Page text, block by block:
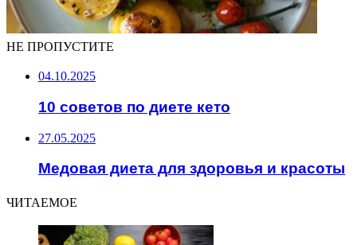
НЕ ПРОПУСТИТЕ
04.10.2025
10 советов по диете кето
27.05.2025
Медовая диета для здоровья и красоты
ЧИТАЕМОЕ